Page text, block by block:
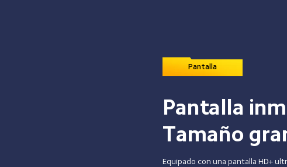
Pantalla
Pantalla
Tamaño
Equipado con una pantalla HD+